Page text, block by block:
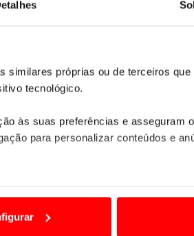
similares próprias ou de terceiros que
tecnológico.
às suas preferências e asseguram
para personalizar conteúdos e
no GP de França,
vitória do piloto da
ocupada por uma
a 4,1 segundos.
ea fechar o top 5 ficou